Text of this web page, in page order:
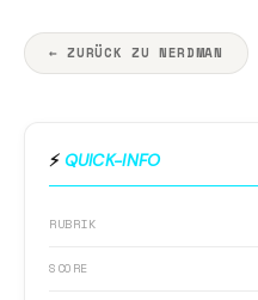
← ZURÜCK ZU NERDMAN
⚡ QUICK-INFO
RUBRIK
SCORE